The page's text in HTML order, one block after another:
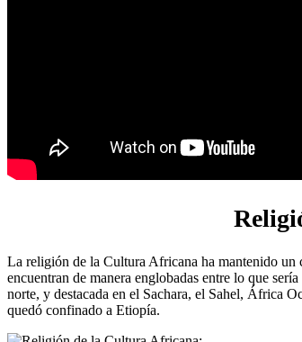
La religión de la Cultura Africana ha mantenido un
encuentran de manera englobadas entre lo que
norte, y destacada en el Sachara, el Sahel, África
quedó confinado a Etiopía.